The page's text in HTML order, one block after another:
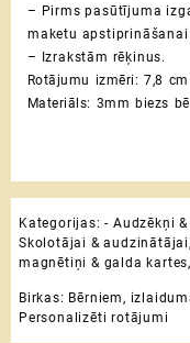
– Pirms pasūtījuma
maketu
– Izrakstām rēķinus.
Rotājumu izmēri: 7,8
Materiāls: 3mm biezs
Kategorijas:- Audzēkņi
Skolotājai & audzinātājai,
magnētiņi & galda kartes,
Birkas: Bērniem,
Personalizēti rotājumi